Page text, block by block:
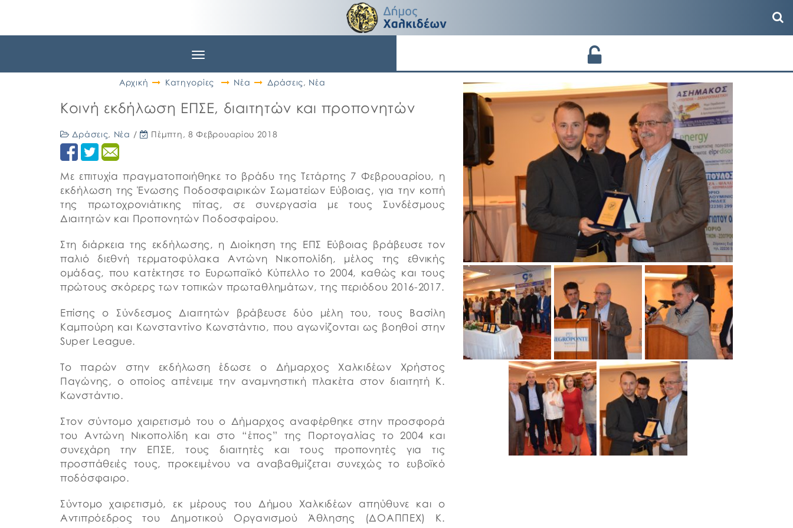
Toggle
Αρχική
Κατηγορίες Νέα Δράσεις, Νέα
Κοινή εκδήλωση ΕΠΣΕ, διαιτητών και προπονητών
Δράσεις, Νέα / Πέμπτη, 8 Φεβρουαρίου 2018
Με επιτυχία πραγματοποιήθηκε το βράδυ της Τετάρτης 7 Φεβρουαρίου, η
εκδήλωση της Ένωσης Ποδοσφαιρικών Σωματείων Εύβοιας, για την κοπή
της πρωτοχρονιάτικης πίτας, σε συνεργασία με τους Συνδέσμους
Διαιτητών και Προπονητών Ποδοσφαίρου.
Στη διάρκεια της εκδήλωσης, η Διοίκηση της ΕΠΣ Εύβοιας βράβευσε τον
παλιό διεθνή τερματοφύλακα Αντώνη Νικοπολίδη, μέλος της εθνικής
ομάδας, που κατέκτησε το Ευρωπαϊκό Κύπελλο το 2004, καθώς και τους
πρώτους σκόρερς των τοπικών πρωταθλημάτων, της περιόδου 2016-2017.
Επίσης ο Σύνδεσμος Διαιτητών βράβευσε δύο μέλη του, τους Βασίλη
Καμπούρη και Κωνσταντίνο Κωνστάντιο, που αγωνίζονται ως βοηθοί στην
Super League.
Το παρών στην εκδήλωση έδωσε ο Δήμαρχος Χαλκιδέων Χρήστος
Παγώνης, ο οποίος απένειμε την αναμνηστική πλακέτα στον διαιτητή Κ.
Κωνστάντιο.
Στον σύντομο χαιρετισμό του ο Δήμαρχος αναφέρθηκε στην προσφορά
του Αντώνη Νικοπολίδη και στο “έπος” της Πορτογαλίας το 2004 και
συνεχάρη την ΕΠΣΕ, τους διαιτητές και τους προπονητές για τις
προσπάθειές τους, προκειμένου να αναβαθμίζεται συνεχώς το ευβοϊκό
ποδόσφαιρο.
Σύντομο χαιρετισμό, εκ μέρους του Δήμου Χαλκιδέων απηύθυνε και ο
Αντιπρόεδρος του Δημοτικού Οργανισμού Άθλησης (ΔΟΑΠΠΕΧ) Κ.